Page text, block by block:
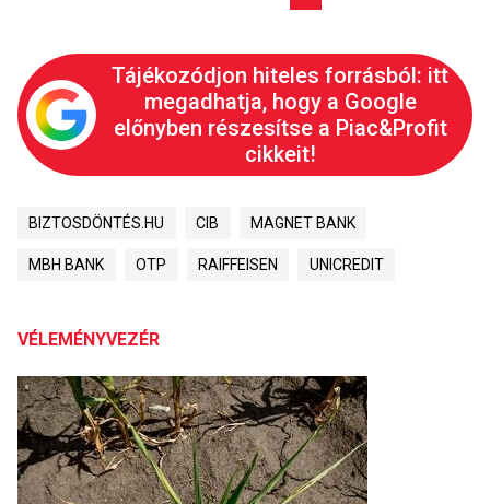
Tájékozódjon hiteles forrásból: itt
megadhatja, hogy a Google
előnyben részesítse a Piac&Profit
cikkeit!
BIZTOSDÖNTÉS.HU CIB MAGNET BANK
MBH BANK OTP RAIFFEISEN UNICREDIT
VÉLEMÉNYVEZÉR